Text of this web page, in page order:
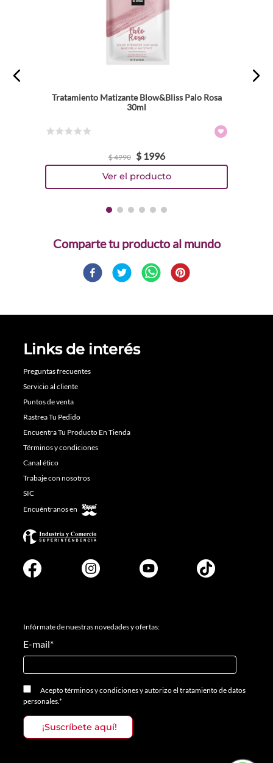
Tratamiento Matizante Blow&Bliss Palo Rosa
30ml
$4990 $ 1996
Comparte
Links de interés
Preguntas frecuentes
Servicio al cliente
Puntos de venta
Rastrea Tu Pedido
Encuentra Tu Producto En Tienda
Términos y condiciones
Canal ético
Trabaje con nosotros
SIC
Encuéntranos en
Infórmate de nuestras novedades y ofertas:
E-mail*
Aceptotérminos y condicionesyautorizo el tratamiento de datos
personales.*